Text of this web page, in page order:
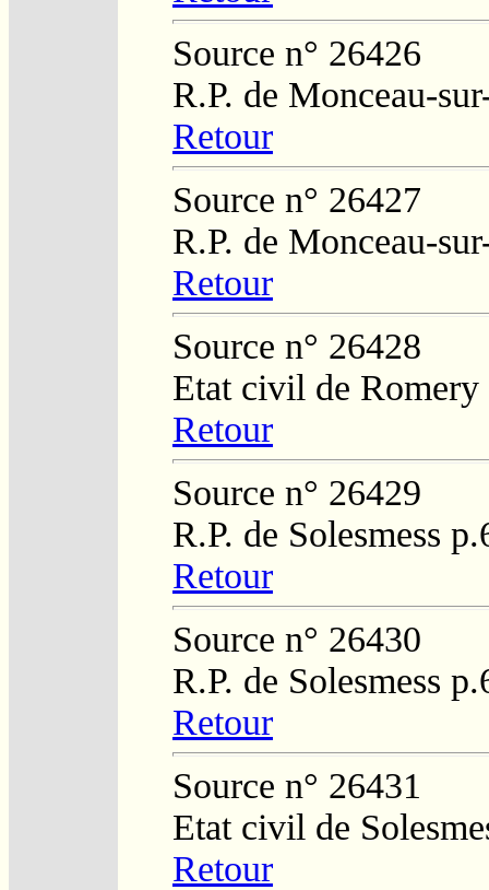
Source n° 26426
R.P. de Monceau-
Retour
Source n° 26427
R.P. de Monceau-
Retour
Source n° 26428
Etat civil de Romery
Retour
Source n° 26429
R.P. de Solesmess
Retour
Source n° 26430
R.P. de Solesmess
Retour
Source n° 26431
Etat civil de
Retour